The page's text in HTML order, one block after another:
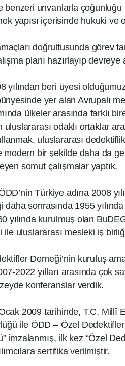
benzeri unvanlarla
yapısı içerisinde hukuki ve
doğrultusunda görev
planı hazırlayıp devreye
yılından beri üyesi
yer alan Avrupalı
ülkeler arasında farklı
odaklı ortaklar
uluslararası
modern bir şekilde daha da
somut çalışmalar yaptık.
Türkiye adına 2008
daha sonrasında 1955
yılında kurulmuş olan
ile uluslararası mesleki iş
Derneği’nin kuruluş
2022 yılları arasında çok
konferanslar verdik.
2009 tarihinde, T.C. Millî
ile ÖDD – Özel Dedektifler
imzalanmış, ilk kez “Özel
sertifika verilmiştir.